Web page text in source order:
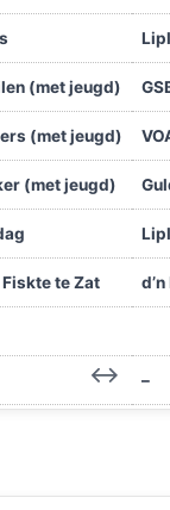
(met jeugd)
(met jeugd)
(met jeugd)
Fiskte te Zat
–